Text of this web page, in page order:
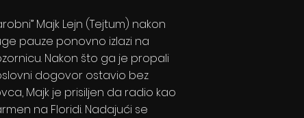
Majk Lejn (Tejtum) nakon
pauze ponovno izlazi na
Nakon što ga je propali
dogovor ostavio bez
Majk je prisiljen da radio kao
na Floridi. Nadajući se